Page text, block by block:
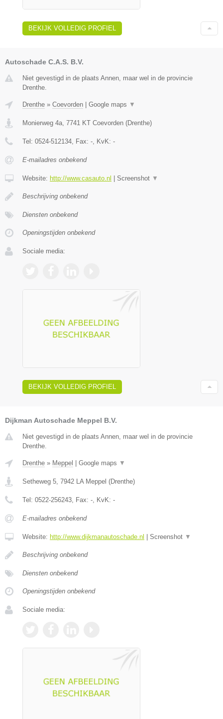
BEKIJK VOLLEDIG PROFIEL
Autoschade C.A.S. B.V.
Niet gevestigd in de plaats Annen, maar wel in de provincie
Drenthe.
Drenthe » Coevorden | Google maps ▼
Monierweg 4a 7741 KT Coevorden (Drenthe)
Tel: 0524-512134 , Fax: - , KvK: -
E-mailadres onbekend
Website: http://www.casauto.nl | Screenshot ▼
Beschrijving onbekend
Diensten onbekend
Openingstijden onbekend
Sociale media:
BEKIJK VOLLEDIG PROFIEL
Dijkman Autoschade Meppel B.V.
Niet gevestigd in de plaats Annen, maar wel in de provincie
Drenthe.
Drenthe » Meppel Google maps ▼
Setheweg 5, 7942 LA Meppel (Drenthe)
Tel: 0522-256243, Fax: -, KvK: -
E-mailadres onbekend
Website: http://www.dijkmanautoschade.nl Screenshot ▼
Beschrijving onbekend
Diensten onbekend
Openingstijden onbekend
Sociale media: